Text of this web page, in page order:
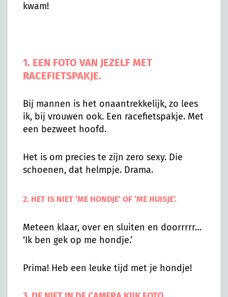
kwam!
1. EEN FOTO VAN JEZELF MET
RACEFIETSPAKJE.
Bij mannen is het onaantrekkelijk, zo lees
ik, bij vrouwen ook. Een racefietspakje. Met
een bezweet hoofd.
Het is om precies te zijn zero sexy. Die
schoenen, dat helmpje. Drama.
2. HET IS NIET ‘ME HONDJE’ OF ‘ME HUISJE’.
Meteen klaar, over en sluiten en doorrrrr…
‘Ik ben gek op me hondje.’
Prima! Heb een leuke tijd met je hondje!